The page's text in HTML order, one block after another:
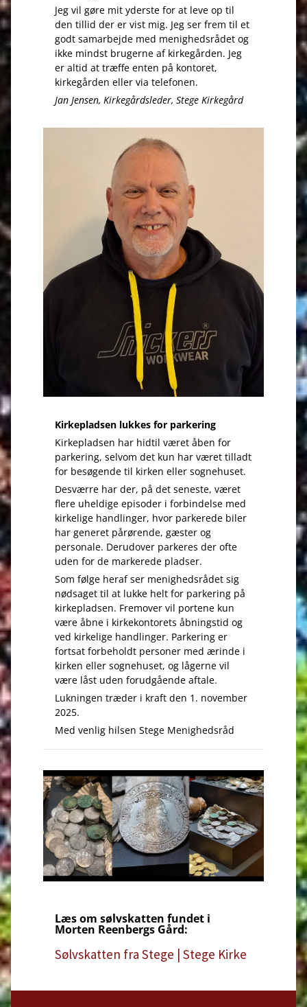
Jeg vil gøre mit yderste for at leve op til
den tillid der er vist mig. Jeg ser frem til et
godt samarbejde med menighedsrådet og
ikke mindst brugerne af kirkegården. Jeg
er altid at træffe enten på kontoret,
kirkegården eller via telefonen.
Jan Jensen, Kirkegårdsleder, Stege Kirkegård
Kirkepladsen lukkes for parkering
Kirkepladsen har hidtil været åben for
parkering, selvom det kun har været tilladt
for besøgende til kirken eller sognehuset.
Desværre har der, på det seneste, været
flere uheldige episoder i forbindelse med
kirkelige handlinger, hvor parkerede biler
har generet pårørende, gæster og
personale. Derudover parkeres der ofte
uden for de markerede pladser.
Som følge heraf ser menighedsrådet sig
nødsaget til at lukke helt for parkering på
kirkepladsen. Fremover vil portene kun
være åbne i kirkekontorets åbningstid og
ved kirkelige handlinger. Parkering er
fortsat forbeholdt personer med ærinde i
kirken eller sognehuset, og lågerne vil
være låst uden forudgående aftale.
Lukningen træder i kraft den 1. november
2025.
Med venlig hilsen Stege Menighedsråd
Læs om sølvskatten fundet i
Morten Reenbergs Gård:
Sølvskatten fra Stege | Stege Kirke